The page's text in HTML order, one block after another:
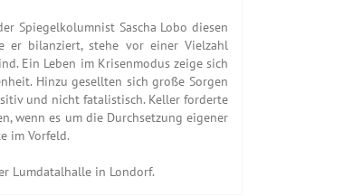
Spiegelkolumnist Sascha Lobo diesen
er bilanziert, stehe vor einer Vielzahl
Ein Leben im Krisenmodus zeige sich
Hinzu gesellten sich große Sorgen
und nicht fatalistisch. Keller forderte
wenn es um die Durchsetzung eigener
im Vorfeld.
Lumdatalhalle in Londorf.